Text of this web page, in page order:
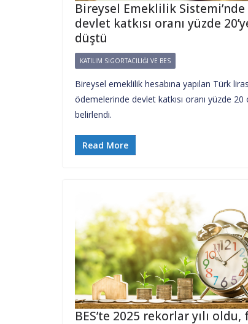
Bireysel Emeklilik Sistemi’nde
devlet katkısı oranı yüzde
düştü
KATILIM SIGORTACILIĞI VE BES
Bireysel emeklilik hesabına yapılan Türk
ödemelerinde devlet katkısı oranı yüzde 20
belirlendi.
Read More
BES’te 2025 rekorlar yılı oldu,